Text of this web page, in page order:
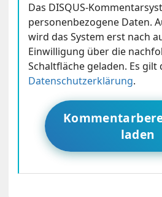
Das DISQUS-
personenbezogene Daten.
wird das System erst nach
Einwilligung über die
Schaltfläche geladen. Es gilt
Datenschutzerklärung.
laden